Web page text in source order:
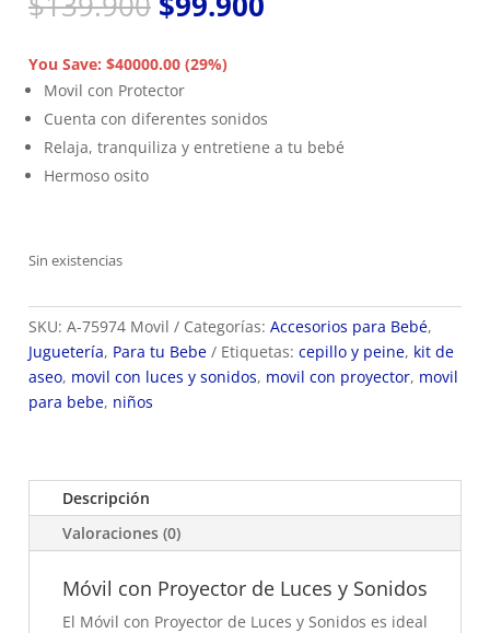
precio
original
era:
$139.900.
You Save: $40000.00 (29%)
Movil con Protector
Cuenta con diferentes sonidos
Relaja, tranquiliza y entretiene a tu bebé
Hermoso osito
Sin existencias
SKU: A-75974 Movil Categorías: Accesorios para Bebé,
Juguetería, Para tu Bebe Etiquetas: cepillo y peine, kit de
aseo, movil con luces y sonidos, movil con proyector, movil
para bebe, niños
Descripción
Valoraciones (0)
Móvil con Proyector de Luces y Sonidos
El Móvil con Proyector de Luces y Sonidos es ideal